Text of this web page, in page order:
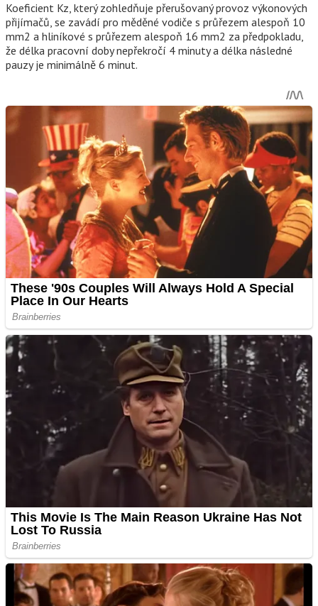
Koeficient Kz, který zohledňuje přerušovaný provoz výkonových
přijímačů, se zavádí pro měděné vodiče s průřezem alespoň 10
mm2 a hliníkové s průřezem alespoň 16 mm2 za předpokladu,
že délka pracovní doby nepřekročí 4 minuty a délka následné
pauzy je minimálně 6 minut.